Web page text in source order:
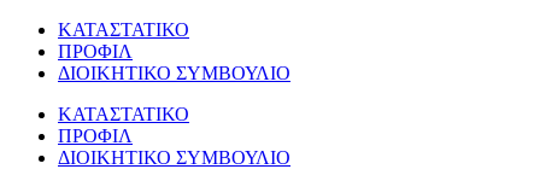
Μετάβαση
περιεχόμενο
ΚΑΤΑΣΤΑΤΙΚΟ
ΠΡΟΦΙΛ
ΔΙΟΙΚΗΤΙΚΟ ΣΥΜΒΟΥΛΙΟ
ΚΑΤΑΣΤΑΤΙΚΟ
ΠΡΟΦΙΛ
ΔΙΟΙΚΗΤΙΚΟ ΣΥΜΒΟΥΛΙΟ